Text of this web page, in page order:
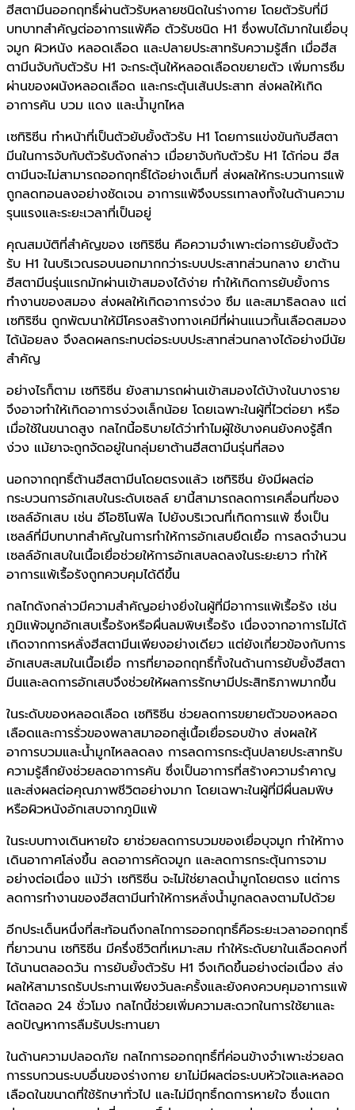
ฮีสตามีนออกฤทธิ์ผ่านตัวรับหลายชนิดในร่างกาย โดยตัวรับที่มี
บทบาทสำคัญต่ออาการแพ้คือ ตัวรับชนิด H1 ซึ่งพบได้มากในเยื่อบุ
จมูก ผิวหนัง หลอดเลือด และปลายประสาทรับความรู้สึก เมื่อฮีส
ตามีนจับกับตัวรับ H1 จะกระตุ้นให้หลอดเลือดขยายตัว เพิ่มการซึม
ผ่านของผนังหลอดเลือด และกระตุ้นเส้นประสาท ส่งผลให้เกิด
อาการคัน บวม แดง และน้ำมูกไหล
เซทิริซีน ทำหน้าที่เป็นตัวยับยั้งตัวรับ H1 โดยการแข่งขันกับฮีสตา
มีนในการจับกับตัวรับดังกล่าว เมื่อยาจับกับตัวรับ H1 ได้ก่อน ฮีส
ตามีนจะไม่สามารถออกฤทธิ์ได้อย่างเต็มที่ ส่งผลให้กระบวนการแพ้
ถูกลดทอนลงอย่างชัดเจน อาการแพ้จึงบรรเทาลงทั้งในด้านความ
รุนแรงและระยะเวลาที่เป็นอยู่
คุณสมบัติที่สำคัญของ เซทิริซีน คือความจำเพาะต่อการยับยั้งตัว
รับ H1 ในบริเวณรอบนอกมากกว่าระบบประสาทส่วนกลาง ยาต้าน
ฮีสตามีนรุ่นแรกมักผ่านเข้าสมองได้ง่าย ทำให้เกิดการยับยั้งการ
ทำงานของสมอง ส่งผลให้เกิดอาการง่วง ซึม และสมาธิลดลง แต่
เซทิริซีน ถูกพัฒนาให้มีโครงสร้างทางเคมีที่ผ่านแนวกั้นเลือดสมอง
ได้น้อยลง จึงลดผลกระทบต่อระบบประสาทส่วนกลางได้อย่างมีนัย
สำคัญ
อย่างไรก็ตาม เซทิริซีน ยังสามารถผ่านเข้าสมองได้บ้างในบางราย
จึงอาจทำให้เกิดอาการง่วงเล็กน้อย โดยเฉพาะในผู้ที่ไวต่อยา หรือ
เมื่อใช้ในขนาดสูง กลไกนี้อธิบายได้ว่าทำไมผู้ใช้บางคนยังคงรู้สึก
ง่วง แม้ยาจะถูกจัดอยู่ในกลุ่มยาต้านฮีสตามีนรุ่นที่สอง
นอกจากฤทธิ์ต้านฮีสตามีนโดยตรงแล้ว เซทิริซีน ยังมีผลต่อ
กระบวนการอักเสบในระดับเซลล์ ยานี้สามารถลดการเคลื่อนที่ของ
เซลล์อักเสบ เช่น อีโอซิโนฟิล ไปยังบริเวณที่เกิดการแพ้ ซึ่งเป็น
เซลล์ที่มีบทบาทสำคัญในการทำให้การอักเสบยืดเยื้อ การลดจำนวน
เซลล์อักเสบในเนื้อเยื่อช่วยให้การอักเสบลดลงในระยะยาว ทำให้
อาการแพ้เรื้อรังถูกควบคุมได้ดีขึ้น
กลไกดังกล่าวมีความสำคัญอย่างยิ่งในผู้ที่มีอาการแพ้เรื้อรัง เช่น
ภูมิแพ้จมูกอักเสบเรื้อรังหรือผื่นลมพิษเรื้อรัง เนื่องจากอาการไม่ได้
เกิดจากการหลั่งฮีสตามีนเพียงอย่างเดียว แต่ยังเกี่ยวข้องกับการ
อักเสบสะสมในเนื้อเยื่อ การที่ยาออกฤทธิ์ทั้งในด้านการยับยั้งฮีสตา
มีนและลดการอักเสบจึงช่วยให้ผลการรักษามีประสิทธิภาพมากขึ้น
ในระดับของหลอดเลือด เซทิริซีน ช่วยลดการขยายตัวของหลอด
เลือดและการรั่วของพลาสมาออกสู่เนื้อเยื่อรอบข้าง ส่งผลให้
อาการบวมและน้ำมูกไหลลดลง การลดการกระตุ้นปลายประสาทรับ
ความรู้สึกยังช่วยลดอาการคัน ซึ่งเป็นอาการที่สร้างความรำคาญ
และส่งผลต่อคุณภาพชีวิตอย่างมาก โดยเฉพาะในผู้ที่มีผื่นลมพิษ
หรือผิวหนังอักเสบจากภูมิแพ้
ในระบบทางเดินหายใจ ยาช่วยลดการบวมของเยื่อบุจมูก ทำให้ทาง
เดินอากาศโล่งขึ้น ลดอาการคัดจมูก และลดการกระตุ้นการจาม
อย่างต่อเนื่อง แม้ว่า เซทิริซีน จะไม่ใช่ยาลดน้ำมูกโดยตรง แต่การ
ลดการทำงานของฮีสตามีนทำให้การหลั่งน้ำมูกลดลงตามไปด้วย
อีกประเด็นหนึ่งที่สะท้อนถึงกลไกการออกฤทธิ์คือระยะเวลาออกฤทธิ์
ที่ยาวนาน เซทิริซีน มีครึ่งชีวิตที่เหมาะสม ทำให้ระดับยาในเลือดคงที่
ได้นานตลอดวัน การยับยั้งตัวรับ H1 จึงเกิดขึ้นอย่างต่อเนื่อง ส่ง
ผลให้สามารถรับประทานเพียงวันละครั้งและยังคงควบคุมอาการแพ้
ได้ตลอด 24 ชั่วโมง กลไกนี้ช่วยเพิ่มความสะดวกในการใช้ยาและ
ลดปัญหาการลืมรับประทานยา
ในด้านความปลอดภัย กลไกการออกฤทธิ์ที่ค่อนข้างจำเพาะช่วยลด
การรบกวนระบบอื่นของร่างกาย ยาไม่มีผลต่อระบบหัวใจและหลอด
เลือดในขนาดที่ใช้รักษาทั่วไป และไม่มีฤทธิ์กดการหายใจ ซึ่งแตก